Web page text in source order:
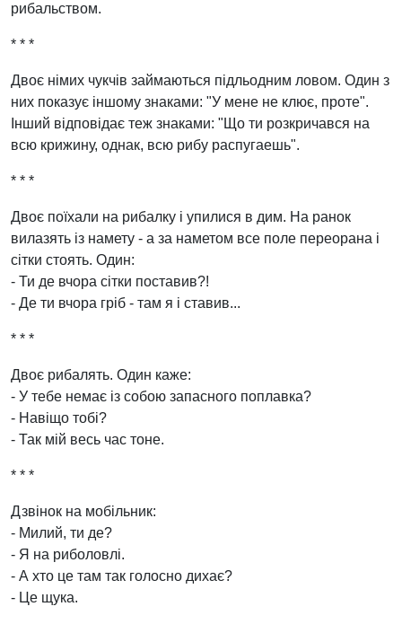
рибальством.
* * *
Двоє німих чукчів займаються підльодним ловом. Один з
них показує іншому знаками: "У мене не клює, проте".
Інший відповідає теж знаками: "Що ти розкричався на
всю крижину, однак, всю рибу распугаешь".
* * *
Двоє поїхали на рибалку і упилися в дим. На ранок
вилазять із намету - а за наметом все поле переорана і
сітки стоять. Один:
- Ти де вчора сітки поставив?!
- Де ти вчора гріб - там я і ставив...
* * *
Двоє рибалять. Один каже:
- У тебе немає із собою запасного поплавка?
- Навіщо тобі?
- Так мій весь час тоне.
* * *
Дзвінок на мобільник:
- Милий, ти де?
- Я на риболовлі.
- А хто це там так голосно дихає?
- Це щука.